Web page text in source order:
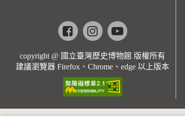
Facebookinstagramyoutube
copyright @ 國立臺灣歷史博物館 版權所有
建議瀏覽器 Firefox、Chrome、edge 以上版本